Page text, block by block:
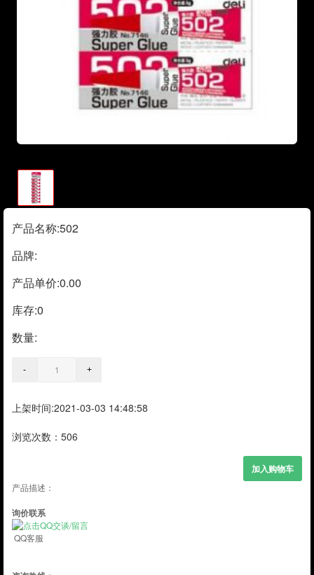
产品名称:502
品牌:
产品单价:0.00
库存:0
数量:
上架时间:2021-03-03 14:48:58
浏览次数：506
产品描述：
询价联系
QQ客服